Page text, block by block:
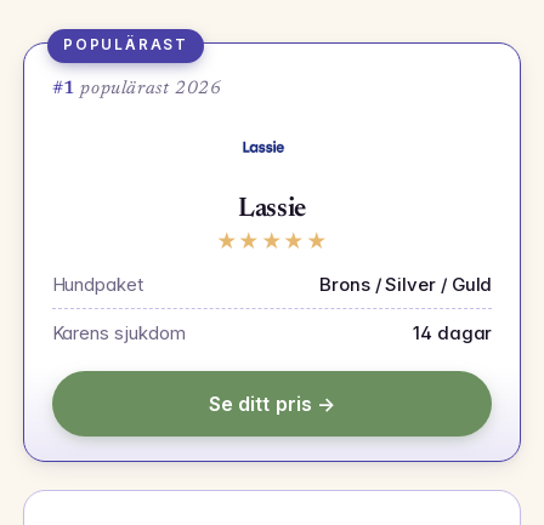
POPULÄRAST
#1 populärast 2026
Lassie
★ ★ ★ ★ ★
Hundpaket Brons / Silver / Guld
Karens sjukdom 14 dagar
Se ditt pris →